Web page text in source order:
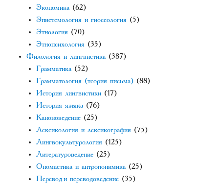
Экономика (62)
Эпистемология и гносеология (5)
Этнология (70)
Этнопсихология (35)
Филология и лингвистика (387)
Грамматика (52)
Грамматология (теория письма) (88)
История лингвистики (17)
История языка (76)
Каноноведение (25)
Лексикология и лексикография (75)
Лингвокультурология (125)
Литературоведение (25)
Ономастика и антропонимика (25)
Перевод и переводоведение (35)